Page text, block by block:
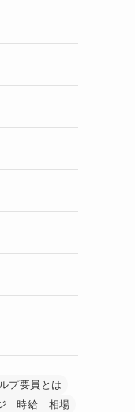
プ要員とは
時給 相場